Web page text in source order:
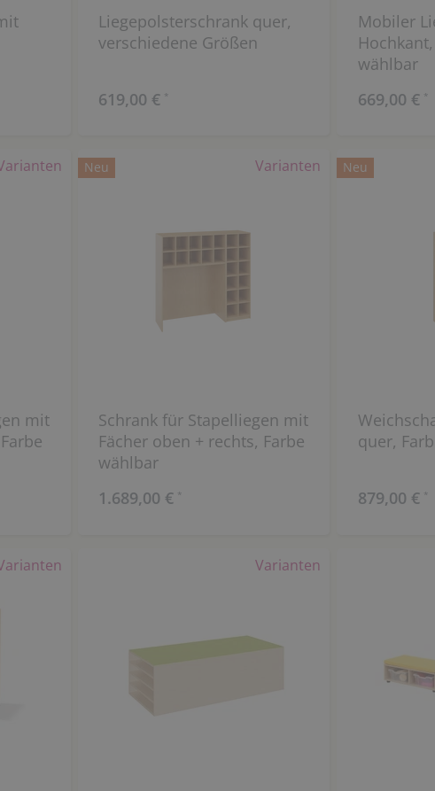
Liegepolsterschrank quer,
verschiedene Größen
619,00 € *
Mobiler
wählbar
669,00 € *
mit
Varianten
Neu
Schrank für Stapelliegen mit
Fächer oben + rechts, Farbe
wählbar
1.689,00 € *
Neu
quer,
879,00 € *
Varianten